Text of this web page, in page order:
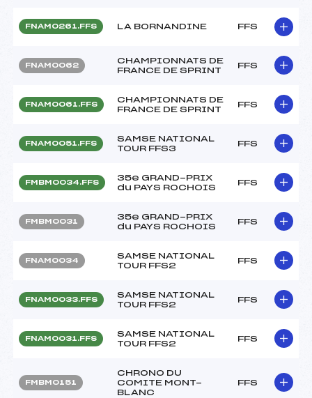
FNAM0261.FFS LA BORNANDINE FFS
FNAM0062
CHAMPIONNATS DE
FRANCE DE SPRINT
FFS
FNAM0061.FFS
CHAMPIONNATS DE
FRANCE DE SPRINT
FFS
FNAM0051.FFS
SAMSE NATIONAL
TOUR FFS3
FFS
FMBM0034.FFS
35e GRAND-PRIX
du PAYS ROCHOIS
FFS
FMBM0031
35e GRAND-PRIX
du PAYS ROCHOIS
FFS
FNAM0034
SAMSE NATIONAL
TOUR FFS2
FFS
FNAM0033.FFS
SAMSE NATIONAL
TOUR FFS2
FFS
FNAM0031.FFS
SAMSE NATIONAL
TOUR FFS2
FFS
FMBM0151
CHRONO DU
COMITE MONT-
BLANC
FFS